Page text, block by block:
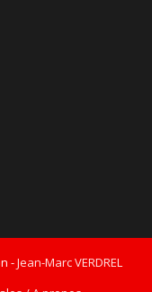
-Jean-Marc VERDREL